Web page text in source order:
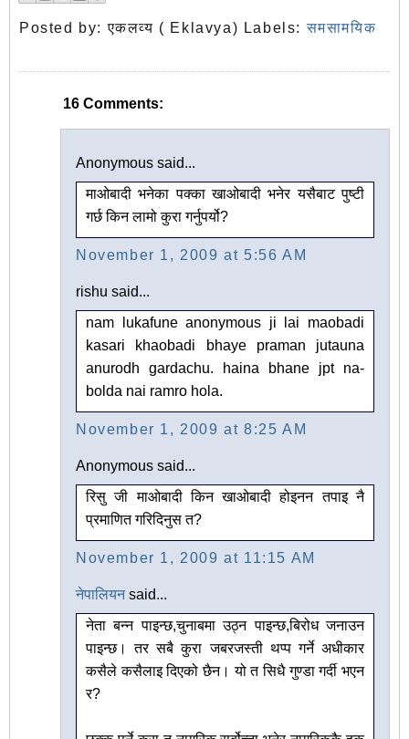
Posted by:एकलव्य ( Eklavya) Labels:समसामयिक
16 Comments:
Anonymous said...
माओबादी भनेका पक्का खाओबादी भनेर यसैबाट पुष्टी
गर्छ किन लामो कुरा गर्नुपर्यो?
November 1, 2009 at 5:56 AM
rishu said...
nam lukafune anonymous ji lai maobadi
kasari khaobadi bhaye praman jutauna
anurodh gardachu. haina bhane jpt na-
bolda nai ramro hola.
November 1, 2009 at 8:25 AM
Anonymous said...
रिसु जी माओबादी किन खाओबादी होइनन तपाइ नै
प्रमाणित गरिदिनुस त?
November 1, 2009 at 11:15 AM
नेपालियनsaid...
नेता बन्न पाइन्छ,चुनाबमा उठ्न पाइन्छ,बिरोध जनाउन
पाइन्छ। तर सबै कुरा जबरजस्ती थप्प गर्ने अधीकार
कसैले कसैलाइ दिएको छैन। यो त सिधै गुण्डा गर्दी भएन
र?